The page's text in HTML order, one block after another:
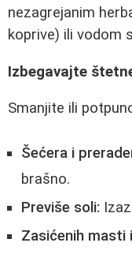
nezagrejanim
koprive) ili vodom
Izbegavajte
Smanjite ili
Šećera i
brašno.
Previše soli:
Zasićenih masti